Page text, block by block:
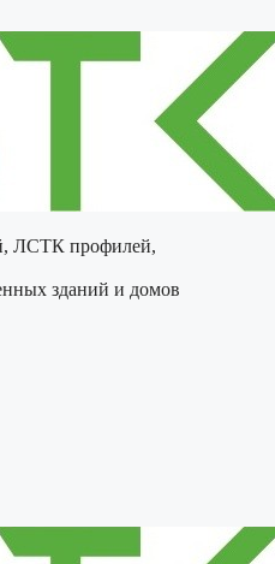
ЛСТК профилей,
зданий и домов